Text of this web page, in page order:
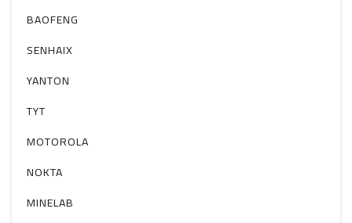
მაგნიტი
სხვა
BAOFENG
SENHAIX
YANTON
TYT
MOTOROLA
NOKTA
MINELAB